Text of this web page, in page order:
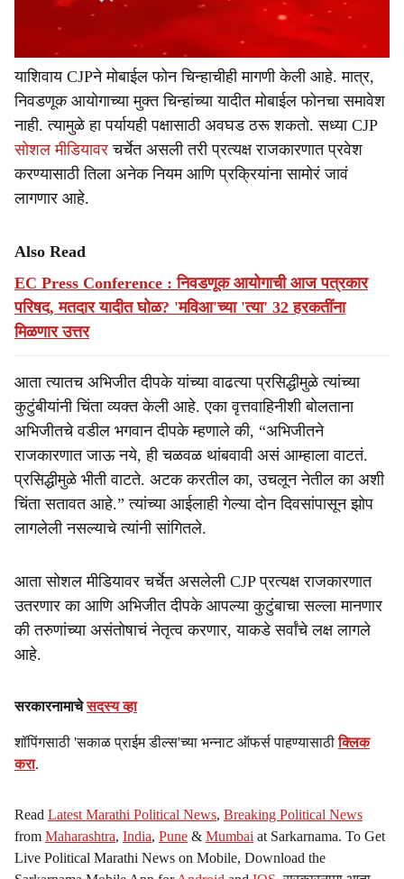
याशिवाय CJPने मोबाईल फोन चिन्हाचीही मागणी केली आहे. मात्र,
निवडणूक आयोगाच्या मुक्त चिन्हांच्या यादीत मोबाईल फोनचा समावेश
नाही. त्यामुळे हा पर्यायही पक्षासाठी अवघड ठरू शकतो. सध्या CJP
सोशल मीडियावर चर्चेत असली तरी प्रत्यक्ष राजकारणात प्रवेश
करण्यासाठी तिला अनेक नियम आणि प्रक्रियांना सामोरं जावं
लागणार आहे.
Also Read
EC Press Conference : निवडणूक आयोगाची आज पत्रकार
परिषद, मतदार यादीत घोळ? 'मविआ'च्या 'त्या' 32 हरकतींना
मिळणार उत्तर
आता त्यातच अभिजीत दीपके यांच्या वाढत्या प्रसिद्धीमुळे त्यांच्या
कुटुंबीयांनी चिंता व्यक्त केली आहे. एका वृत्तवाहिनीशी बोलताना
अभिजीतचे वडील भगवान दीपके म्हणाले की, “अभिजीतने
राजकारणात जाऊ नये, ही चळवळ थांबवावी असं आम्हाला वाटतं.
प्रसिद्धीमुळे भीती वाटते. अटक करतील का, उचलून नेतील का अशी
चिंता सतावत आहे.” त्यांच्या आईलाही गेल्या दोन दिवसांपासून झोप
लागलेली नसल्याचे त्यांनी सांगितले.
आता सोशल मीडियावर चर्चेत असलेली CJP प्रत्यक्ष राजकारणात
उतरणार का आणि अभिजीत दीपके आपल्या कुटुंबाचा सल्ला मानणार
की तरुणांच्या असंतोषाचं नेतृत्व करणार, याकडे सर्वांचे लक्ष लागले
आहे.
सरकारनामाचेसदस्य व्हा
शॉपिंगसाठी 'सकाळ प्राईम डील्स'च्या भन्नाट ऑफर्स पाहण्यासाठीक्लिक
करा.
Read Latest Marathi Political News, Breaking Political News
from Maharashtra, India, Pune & Mumbai at Sarkarnama. To Get
Live Political Marathi News on Mobile, Download the